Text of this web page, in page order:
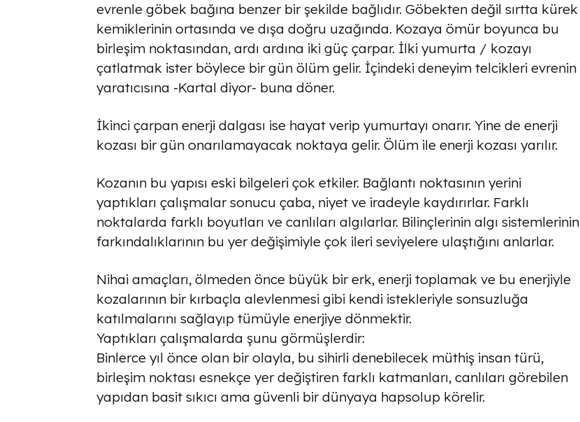
evrenle göbek bağına benzer bir şekilde bağlıdır. Göbekten değil sırtta kürek
kemiklerinin ortasında ve dışa doğru uzağında. Kozaya ömür boyunca bu
birleşim noktasından, ardı ardına iki güç çarpar. İlki yumurta / kozayı
çatlatmak ister böylece bir gün ölüm gelir. İçindeki deneyim telcikleri evrenin
yaratıcısına -Kartal diyor- buna döner.
İkinci çarpan enerji dalgası ise hayat verip yumurtayı onarır. Yine de enerji
kozası bir gün onarılamayacak noktaya gelir. Ölüm ile enerji kozası yarılır.
Kozanın bu yapısı eski bilgeleri çok etkiler. Bağlantı noktasının yerini
yaptıkları çalışmalar sonucu çaba, niyet ve iradeyle kaydırırlar. Farklı
noktalarda farklı boyutları ve canlıları algılarlar. Bilinçlerinin algı sistemlerinin
farkındalıklarının bu yer değişimiyle çok ileri seviyelere ulaştığını anlarlar.
Nihai amaçları, ölmeden önce büyük bir erk, enerji toplamak ve bu enerjiyle
kozalarının bir kırbaçla alevlenmesi gibi kendi istekleriyle sonsuzluğa
katılmalarını sağlayıp tümüyle enerjiye dönmektir.
Yaptıkları çalışmalarda şunu görmüşlerdir:
Binlerce yıl önce olan bir olayla, bu sihirli denebilecek müthiş insan türü,
birleşim noktası esnekçe yer değiştiren farklı katmanları, canlıları görebilen
yapıdan basit sıkıcı ama güvenli bir dünyaya hapsolup körelir.